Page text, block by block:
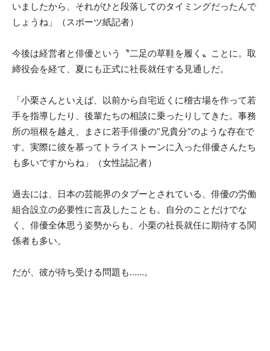
いましたから、それがひと段落してのタイミングだったんで
しょうね」（スポーツ紙記者）
今後は経営者と俳優という〝二足の草鞋を履く〟ことに。取
締役会を経て、夏にも正式に社長就任する見通しだ。
「小栗さんといえば、以前から自宅近くに稽古場を作って若
手を指導したり、後輩たちの相談に乗ったりしてきた。事務
所の垣根を越え、まさに若手俳優の“兄貴分”のような存在で
す。実際に彼を慕ってトライストーンに入った俳優さんたち
も多いですからね」（女性誌記者）
過去には、日本の芸能界のタブーとされている、俳優の労働
組合設立の必要性に言及したことも。自分のことだけでな
く、俳優全体思う姿勢からも、小栗の社長就任に期待する関
係者も多い。
だが、彼が待ち受ける問題も……。